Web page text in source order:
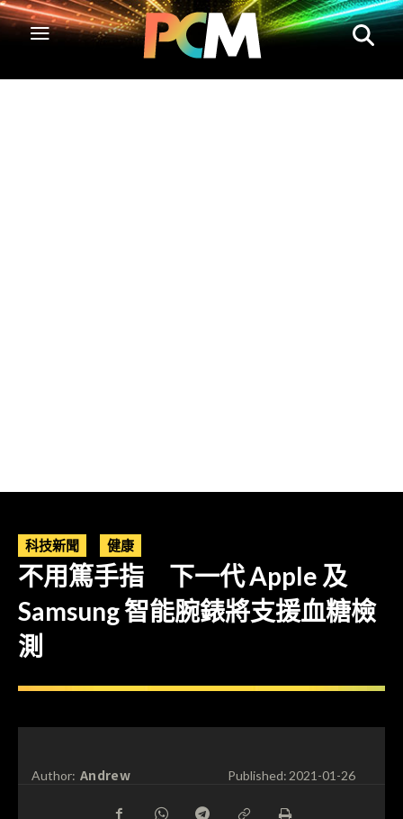
科技新聞 健康
不用篤手指 下一代 Apple 及
Samsung 智能腕錶將支援血糖檢
測
Author: Andrew Published:2021-01-26